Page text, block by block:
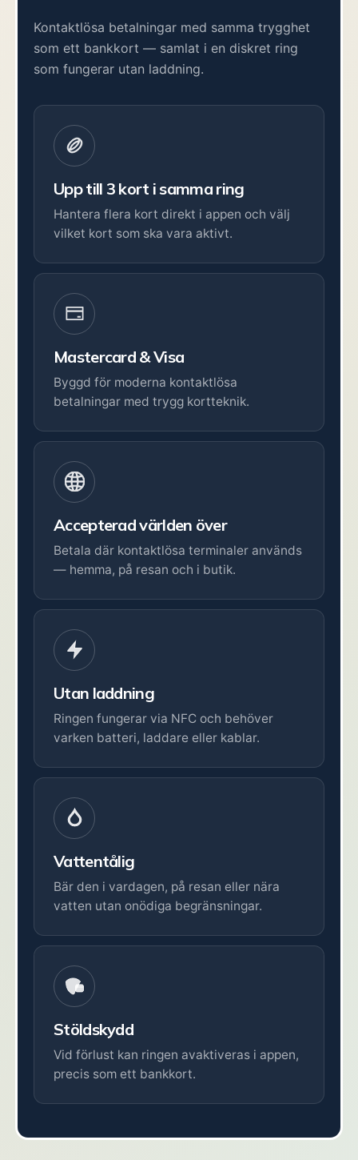
Kontaktlösa betalningar med samma trygghet
som ett bankkort — samlat i en diskret ring
som fungerar utan laddning.
Upp till 3 kort i samma ring
Hantera flera kort direkt i appen och välj
vilket kort som ska vara aktivt.
Mastercard & Visa
Byggd för moderna kontaktlösa
betalningar med trygg kortteknik.
Accepterad världen över
Betala där kontaktlösa terminaler används
— hemma, på resan och i butik.
Utan laddning
Ringen fungerar via NFC och behöver
varken batteri, laddare eller kablar.
Vattentålig
Bär den i vardagen, på resan eller nära
vatten utan onödiga begränsningar.
Stöldskydd
Vid förlust kan ringen avaktiveras i appen,
precis som ett bankkort.